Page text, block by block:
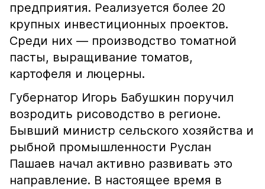
предприятия. Реализуется более 20
крупных инвестиционных проектов.
Среди них — производство томатной
пасты, выращивание томатов,
картофеля и люцерны.
Губернатор Игорь Бабушкин поручил
возродить рисоводство в регионе.
Бывший министр сельского хозяйства и
рыбной промышленности Руслан
Пашаев начал активно развивать это
направление. В настоящее время в